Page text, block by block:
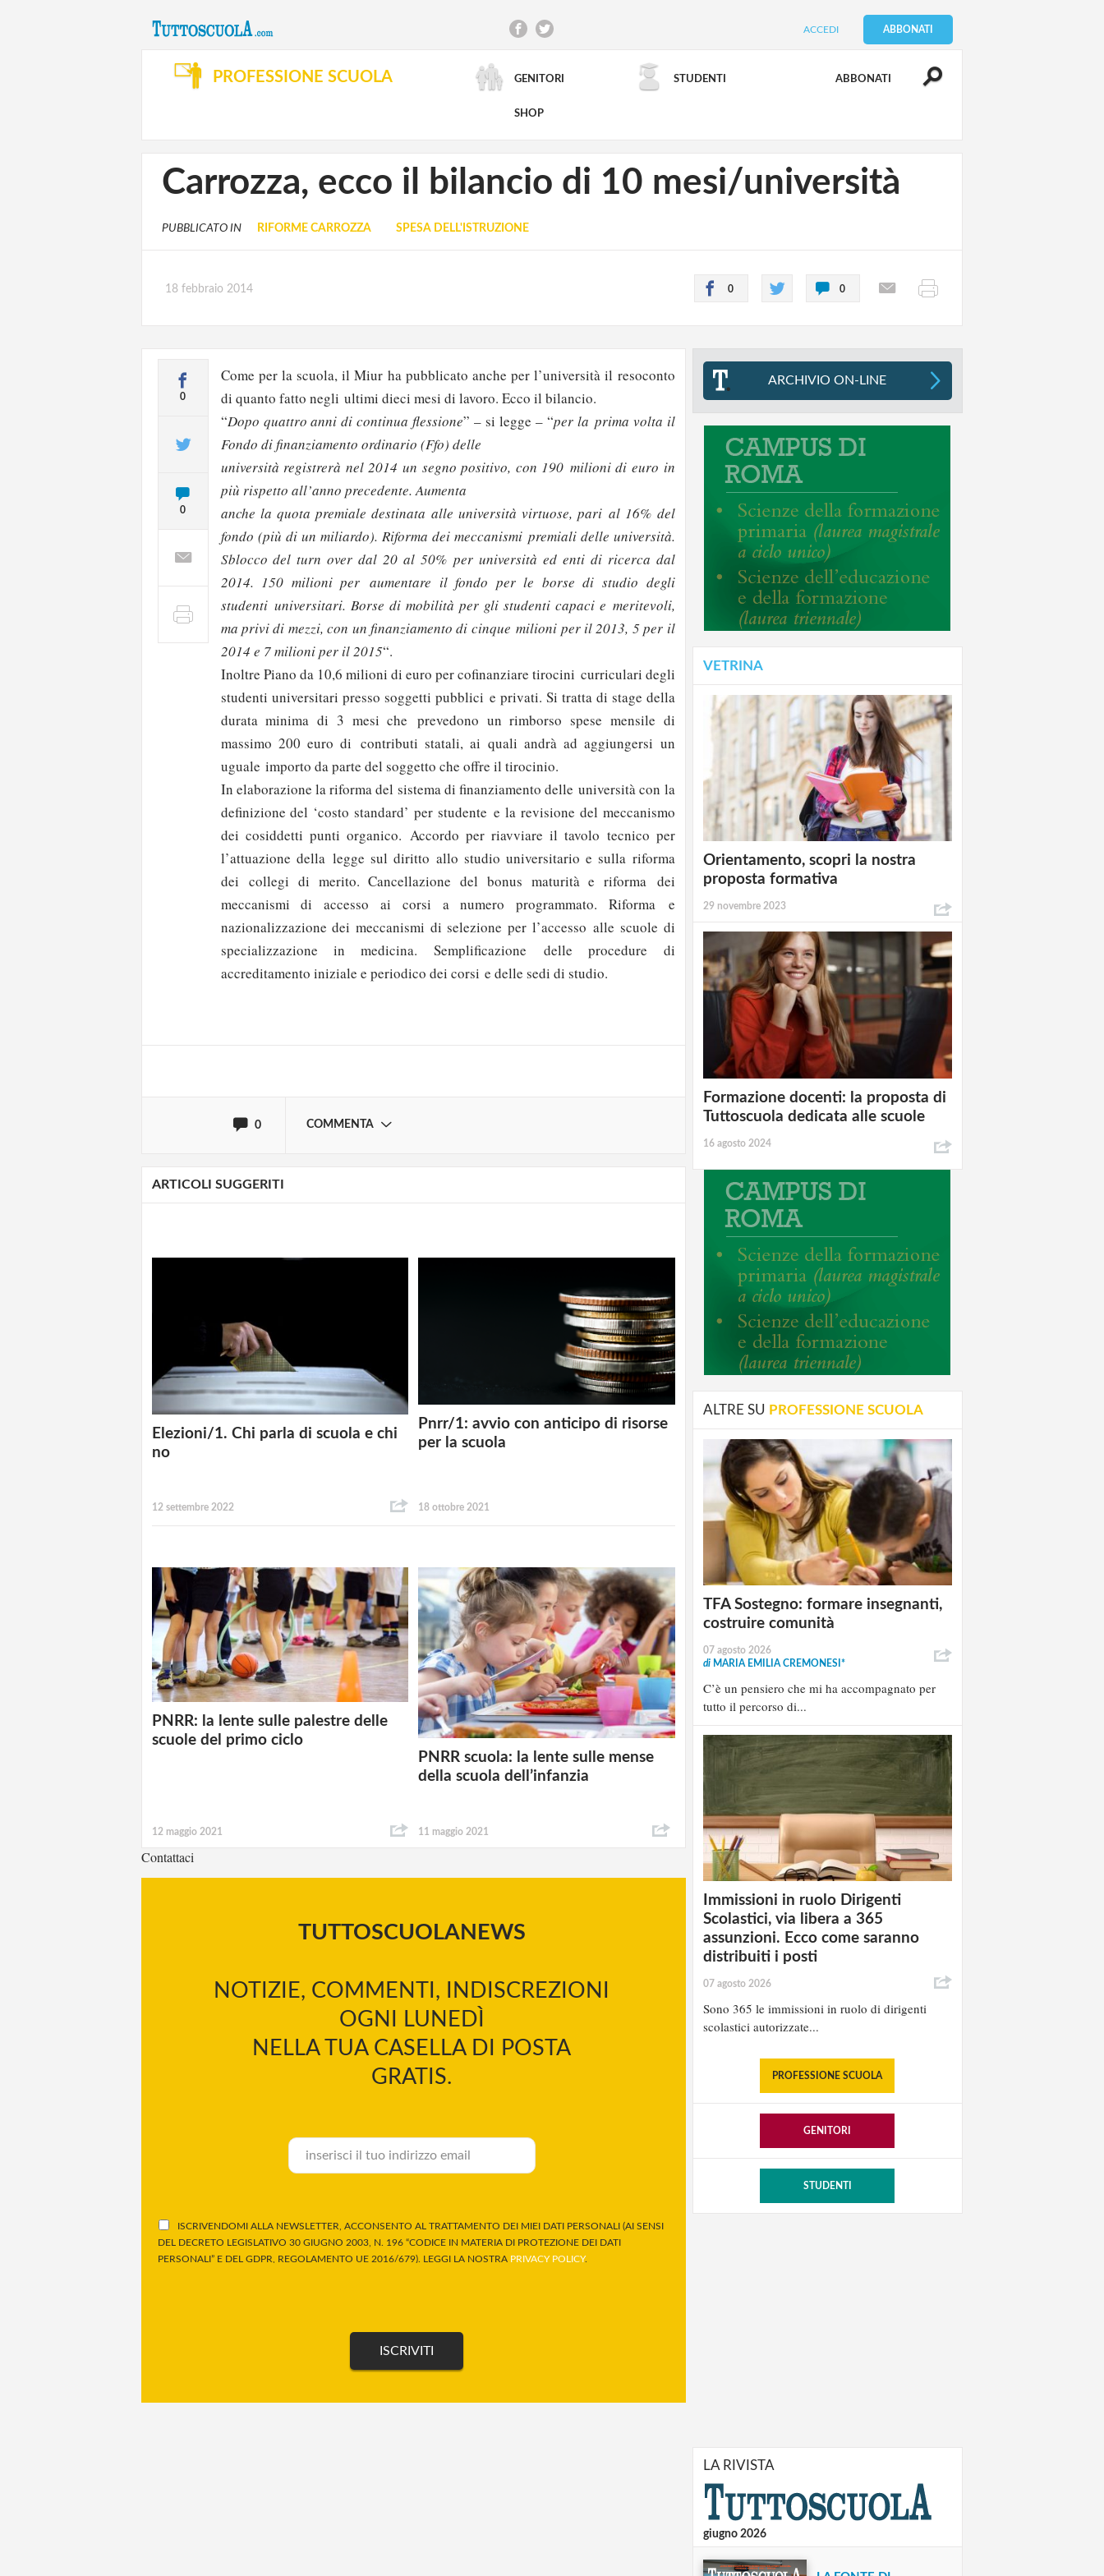
ACCEDI ABBONATI
PROFESSIONE SCUOLA GENITORI STUDENTI ABBONATI
SHOP
RICERCA AVANZATA
Carrozza, ecco il bilancio di 10 mesi/università
PUBBLICATO IN RIFORME CARROZZA SPESA DELL'ISTRUZIONE
18 febbraio 2014 0 0
0
0
Come per la scuola, il Miur ha pubblicato anche per l’università il resoconto
di quanto fatto negli ultimi dieci mesi di lavoro. Ecco il bilancio.
“Dopo quattro anni di continua flessione” – si legge – “per la prima volta il
Fondo di finanziamento ordinario (Ffo) delle
università registrerà nel 2014 un segno positivo, con 190 milioni di euro in
più rispetto all’anno precedente. Aumenta
anche la quota premiale destinata alle università virtuose, pari al 16% del
fondo (più di un miliardo). Riforma dei meccanismi premiali delle università.
Sblocco del turn over dal 20 al 50% per università ed enti di ricerca dal
2014. 150 milioni per aumentare il fondo per le borse di studio degli
studenti universitari. Borse di mobilità per gli studenti capaci e meritevoli,
ma privi di mezzi, con un finanziamento di cinque milioni per il 2013, 5 per il
2014 e 7 milioni per il 2015“.
Inoltre Piano da 10,6 milioni di euro per cofinanziare tirocini curriculari degli
studenti universitari presso soggetti pubblici e privati. Si tratta di stage della
durata minima di 3 mesi che prevedono un rimborso spese mensile di
massimo 200 euro di contributi statali, ai quali andrà ad aggiungersi un
uguale importo da parte del soggetto che offre il tirocinio.
In elaborazione la riforma del sistema di finanziamento delle università con la
definizione del ‘costo standard’ per studente e la revisione del meccanismo
dei cosiddetti punti organico. Accordo per riavviare il tavolo tecnico per
l’attuazione della legge sul diritto allo studio universitario e sulla riforma
dei collegi di merito. Cancellazione del bonus maturità e riforma dei
meccanismi di accesso ai corsi a numero programmato. Riforma e
nazionalizzazione dei meccanismi di selezione per l’accesso alle scuole di
specializzazione in medicina. Semplificazione delle procedure di
accreditamento iniziale e periodico dei corsi e delle sedi di studio.
0 COMMENTA
Solo gli utenti registrati possono commentare!
ARTICOLI SUGGERITI
Elezioni/1. Chi parla di scuola e chi
no
12 settembre 2022
Pnrr/1: avvio con anticipo di risorse
per la scuola
18 ottobre 2021
PNRR: la lente sulle palestre delle
scuole del primo ciclo
12 maggio 2021
PNRR scuola: la lente sulle mense
della scuola dell’infanzia
11 maggio 2021
Contattaci
TUTTOSCUOLANEWS
NOTIZIE, COMMENTI, INDISCREZIONI
OGNI LUNEDÌ
NELLA TUA CASELLA DI POSTA
GRATIS.
ISCRIVENDOMI ALLA NEWSLETTER, ACCONSENTO AL TRATTAMENTO DEI MIEI DATI PERSONALI (AI SENSI
DEL DECRETO LEGISLATIVO 30 GIUGNO 2003, N. 196 “CODICE IN MATERIA DI PROTEZIONE DEI DATI
PERSONALI” E DEL GDPR, REGOLAMENTO UE 2016/679). LEGGI LA NOSTRA PRIVACY POLICY.
ARCHIVIO ON-LINE
VETRINA
Orientamento, scopri la nostra
proposta formativa
29 novembre 2023
Formazione docenti: la proposta di
Tuttoscuola dedicata alle scuole
16 agosto 2024
ALTRE SU PROFESSIONE SCUOLA
TFA Sostegno: formare insegnanti,
costruire comunità
07 agosto 2026
di MARIA EMILIA CREMONESI*
C’è un pensiero che mi ha accompagnato per
tutto il percorso di...
Immissioni in ruolo Dirigenti
Scolastici, via libera a 365
assunzioni. Ecco come saranno
distribuiti i posti
07 agosto 2026
Sono 365 le immissioni in ruolo di dirigenti
scolastici autorizzate...
PROFESSIONE SCUOLA
GENITORI
STUDENTI
LA RIVISTA
giugno 2026